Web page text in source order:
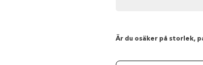
Är du osäker på storlek,